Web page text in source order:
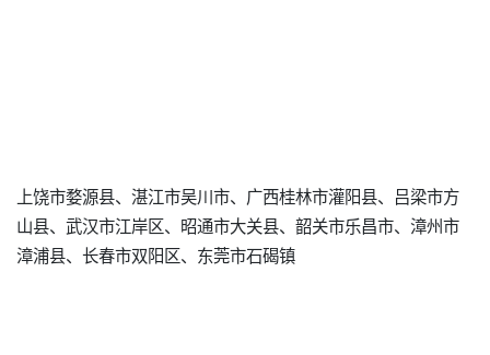
上饶市婺源县、湛江市吴川市、广西桂林市灌阳县、吕梁市方
山县、武汉市江岸区、昭通市大关县、韶关市乐昌市、漳州市
漳浦县、长春市双阳区、东莞市石碣镇